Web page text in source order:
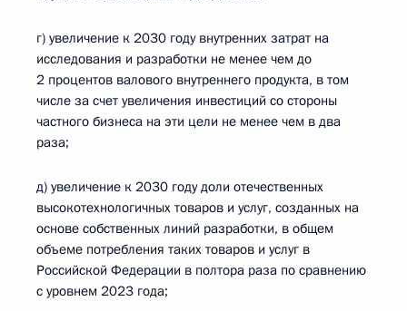
г) увеличение к 2030 году внутренних затрат на
исследования и разработки не менее чем до
2 процентов валового внутреннего продукта, в том
числе за счет увеличения инвестиций со стороны
частного бизнеса на эти цели не менее чем в два
раза;
д) увеличение к 2030 году доли отечественных
высокотехнологичных товаров и услуг, созданных на
основе собственных линий разработки, в общем
объеме потребления таких товаров и услуг в
Российской Федерации в полтора раза по сравнению
с уровнем 2023 года;